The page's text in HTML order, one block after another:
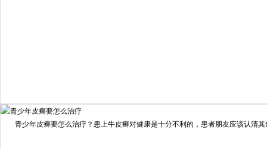
我要咨询我要预约
擅长：住院部主任 【个人简介】 肖建华，成都银康银屑病...
青少年皮癣要怎么治疗？患上牛皮癣对健康是十分不利的，患者朋友应该认清其